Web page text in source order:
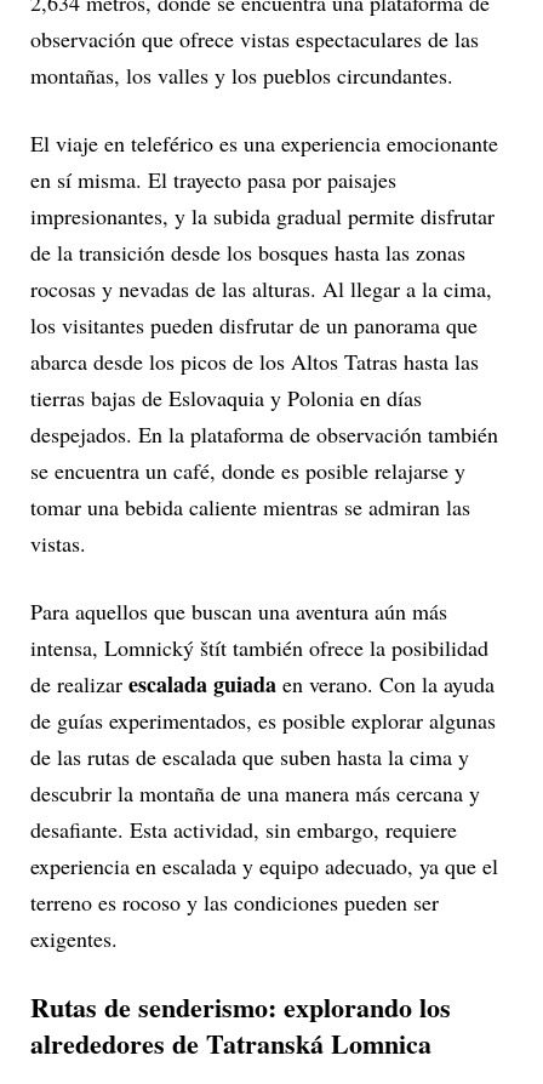
observación que ofrece vistas espectaculares de las
montañas, los valles y los pueblos circundantes.
El viaje en teleférico es una experiencia emocionante
en sí misma. El trayecto pasa por paisajes
impresionantes, y la subida gradual permite disfrutar
de la transición desde los bosques hasta las zonas
rocosas y nevadas de las alturas. Al llegar a la cima,
los visitantes pueden disfrutar de un panorama que
abarca desde los picos de los Altos Tatras hasta las
tierras bajas de Eslovaquia y Polonia en días
despejados. En la plataforma de observación también
se encuentra un café, donde es posible relajarse y
tomar una bebida caliente mientras se admiran las
vistas.
Para aquellos que buscan una aventura aún más
intensa, Lomnický štít también ofrece la posibilidad
de realizar escalada guiada en verano. Con la ayuda
de guías experimentados, es posible explorar algunas
de las rutas de escalada que suben hasta la cima y
descubrir la montaña de una manera más cercana y
desafiante. Esta actividad, sin embargo, requiere
experiencia en escalada y equipo adecuado, ya que el
terreno es rocoso y las condiciones pueden ser
exigentes.
Rutas de senderismo: explorando los
alrededores de Tatranská Lomnica